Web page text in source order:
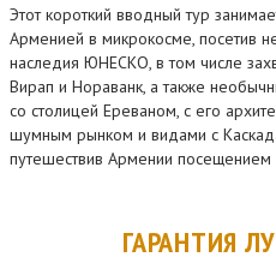
Этот короткий вводный тур
Арменией в микрокосме, посетив
наследия ЮНЕСКО, в том числе
Вирап и Нораванк, а также
со столицей Ереваном, с его
шумным рынком и видами с
путешествив Армении посещением
ГАРАНТИЯ